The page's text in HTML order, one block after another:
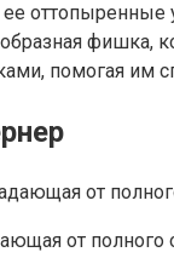
оттопыренные
фишка,
помогая им
от полного